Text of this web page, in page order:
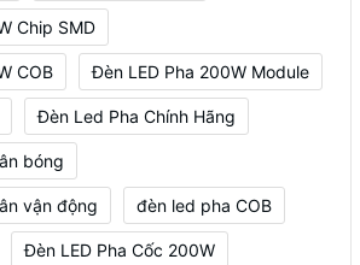
Chip SMD
COB Đèn LED Pha 200W Module
Đèn Led Pha Chính Hãng
bóng
vận động đèn led pha COB
Đèn LED Pha Cốc 200W